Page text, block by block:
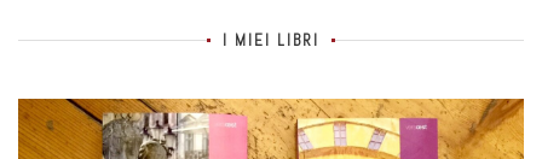
I MIEI LIBRI